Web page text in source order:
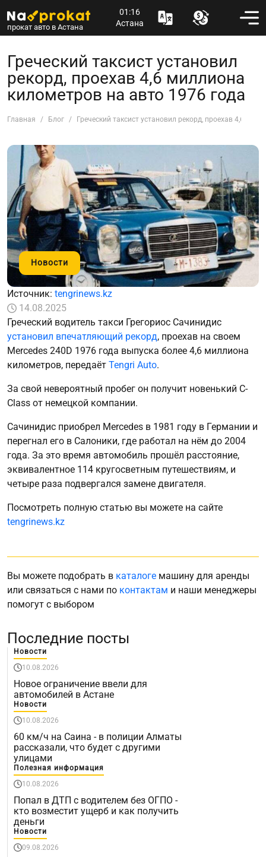
прокат авто в Астана
01:16
Астана
Греческий таксист установил
рекорд, проехав 4,6 миллиона
километров на авто 1976 года
Главная Блог Греческий таксист установил рекорд, проехав 4,6
Новости
Источник: tengrinews.kz
14.08.2025
Греческий водитель такси Грегориос Сачинидис
установил впечатляющий рекорд, проехав на своем
Mercedes 240D 1976 года выпуска более 4,6 миллиона
километров, передаёт Tengri Auto.
За свой невероятный пробег он получит новенький C-
Class от немецкой компании.
Сачинидис приобрел Mercedes в 1981 году в Германии и
перегнал его в Салоники, где работал на нём до 2004
года. За это время автомобиль прошёл расстояние,
эквивалентное 114 кругосветным путешествиям, и
четыре раза подвергался замене двигателя.
Посмотреть полную статью вы можете на сайте
tengrinews.kz
Вы можете подобрать в каталоге машину для аренды
или связаться с нами по контактам и наши менеджеры
помогут с выбором
Последние посты
Новости
10.08.2026
Новое ограничение ввели для
автомобилей в Астане
Новости
10.08.2026
60 км/ч на Саина - в полиции Алматы
рассказали, что будет с другими
улицами
Полезная информация
10.08.2026
Попал в ДТП с водителем без ОГПО -
кто возместит ущерб и как получить
деньги
Новости
09.08.2026